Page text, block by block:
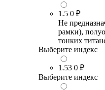
1.5 0 ₽
Не
рамки),
тонких
Выберите индекс
1.53 0 ₽
Выберите индекс